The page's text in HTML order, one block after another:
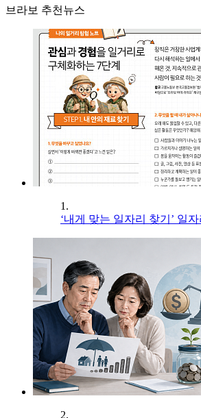
브라보 추천뉴스
1.
‘내게 맞는 일자리 찾기’ 일
2.